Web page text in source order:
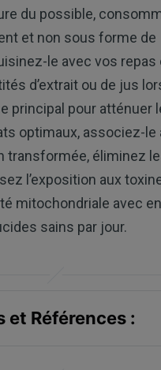
du possible,
et non sous forme de
le avec vos repas
d’extrait ou de jus
principal pour atténuer
optimaux, associez-le
transformée, éliminez
l’exposition aux
mitochondriale avec
sains par jour.
et Références :